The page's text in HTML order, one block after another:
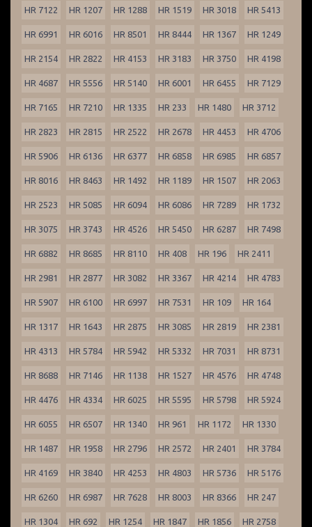
HR 7122 HR 1207 HR 1288 HR 1519 HR 3018 HR 5413
HR 6991 HR 6016 HR 8501 HR 8444 HR 1367 HR 1249
HR 2154 HR 2822 HR 4153 HR 3183 HR 3750 HR 4198
HR 4687 HR 5556 HR 5140 HR 6001 HR 6455 HR 7129
HR 7165 HR 7210 HR 1335 HR 233 HR 1480 HR 3712
HR 2823 HR 2815 HR 2522 HR 2678 HR 4453 HR 4706
HR 5906 HR 6136 HR 6377 HR 6858 HR 6985 HR 6857
HR 8016 HR 8463 HR 1492 HR 1189 HR 1507 HR 2063
HR 2523 HR 5085 HR 6094 HR 6086 HR 7289 HR 1732
HR 3075 HR 3743 HR 4526 HR 5450 HR 6287 HR 7498
HR 6882 HR 8685 HR 8110 HR 408 HR 196 HR 2411
HR 2981 HR 2877 HR 3082 HR 3367 HR 4214 HR 4783
HR 5907 HR 6100 HR 6997 HR 7531 HR 109 HR 164
HR 1317 HR 1643 HR 2875 HR 3085 HR 2819 HR 2381
HR 4313 HR 5784 HR 5942 HR 5332 HR 7031 HR 8731
HR 8688 HR 7146 HR 1138 HR 1527 HR 4576 HR 4748
HR 4476 HR 4334 HR 6025 HR 5595 HR 5798 HR 5924
HR 6055 HR 6507 HR 1340 HR 961 HR 1172 HR 1330
HR 1487 HR 1958 HR 2796 HR 2572 HR 2401 HR 3784
HR 4169 HR 3840 HR 4253 HR 4803 HR 5736 HR 5176
HR 6260 HR 6987 HR 7628 HR 8003 HR 8366 HR 247
HR 1304 HR 692 HR 1254 HR 1847 HR 1856 HR 2758